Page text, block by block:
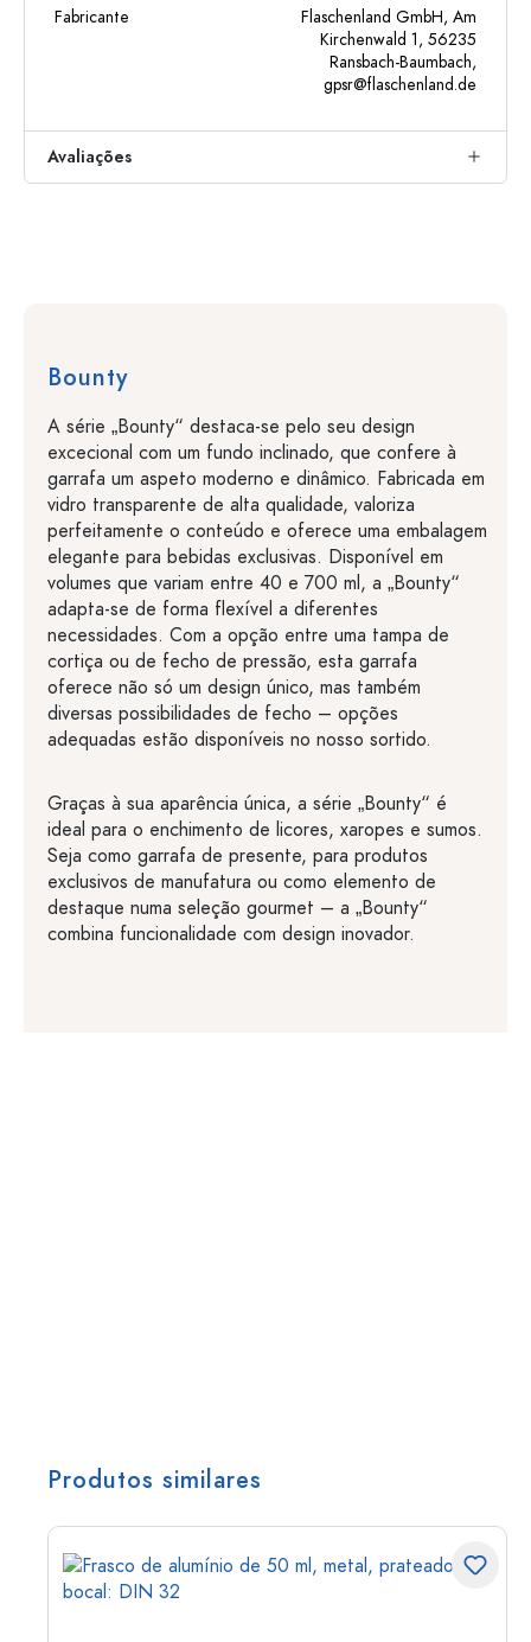
Fabricante
Flaschenland GmbH, Am
Kirchenwald 1, 56235
Ransbach-Baumbach,
gpsr@flaschenland.de
Avaliações
Bounty
A série „Bounty“ destaca-se pelo seu design
excecional com um fundo inclinado, que confere à
garrafa um aspeto moderno e dinâmico. Fabricada em
vidro transparente de alta qualidade, valoriza
perfeitamente o conteúdo e oferece uma embalagem
elegante para bebidas exclusivas. Disponível em
volumes que variam entre 40 e 700 ml, a „Bounty“
adapta-se de forma flexível a diferentes
necessidades. Com a opção entre uma tampa de
cortiça ou de fecho de pressão, esta garrafa
oferece não só um design único, mas também
diversas possibilidades de fecho – opções
adequadas estão disponíveis no nosso sortido.
Graças à sua aparência única, a série „Bounty“ é
ideal para o enchimento de licores, xaropes e sumos.
Seja como garrafa de presente, para produtos
exclusivos de manufatura ou como elemento de
destaque numa seleção gourmet – a „Bounty“
combina funcionalidade com design inovador.
Produtos similares